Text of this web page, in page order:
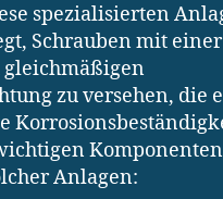
spezialisierten
Schrauben mit einer
zu versehen, die
Anlagen: